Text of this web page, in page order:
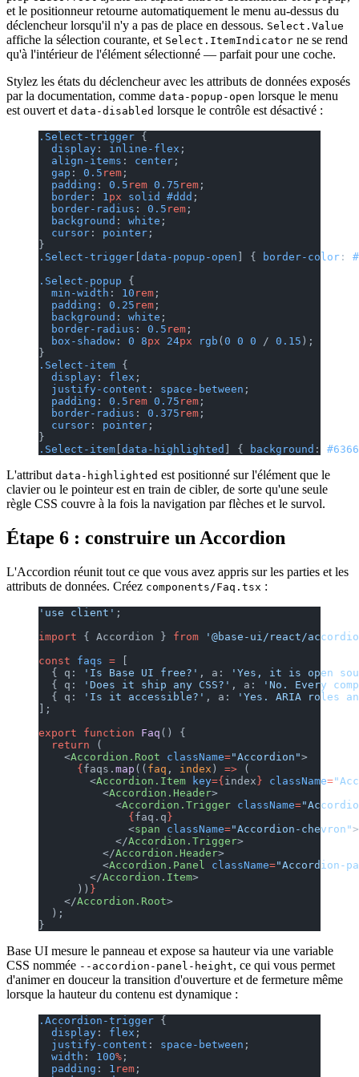
et le positionneur retourne automatiquement le menu au-dessus du
déclencheur lorsqu'il n'y a pas de place en dessous. Select.Value
affiche la sélection courante, et Select.ItemIndicator ne se rend
qu'à l'intérieur de l'élément sélectionné — parfait pour une coche.
Stylez les états du déclencheur avec les attributs de données exposés
par la documentation, comme data-popup-open lorsque le menu
est ouvert et data-disabled lorsque le contrôle est désactivé :
.Select-trigger {
  display
: inline-flex ;
  align-items
: center ;
  gap
: 0.5 rem ;
  padding
: 0.5 rem 0.75 rem ;
  border
: 1px solid #ddd ;
  border-radius
: 0.5 rem ;
  background
: white ;
  cursor
: pointer ;
}
.Select-trigger data-popup-open ] { border-color :
.Select-popup {
  min-width
: 10 rem ;
  padding
: 0.25 rem ;
  background
: white ;
  border-radius
: 0.5 rem ;
  box-shadow
: 0 8px 24px rgb ( 0 0 0 / 0.15 );
}
.Select-item {
  display
: flex ;
  justify-content
: space-between ;
  padding
: 0.5 rem 0.75 rem ;
  border-radius
: 0.375 rem ;
  cursor
: pointer ;
}
.Select-item data-highlighted ] { background :
L'attribut data-highlighted est positionné sur l'élément que le
clavier ou le pointeur est en train de cibler, de sorte qu'une seule
règle CSS couvre à la fois la navigation par flèches et le survol.
Étape 6 : construire un Accordion
L'Accordion réunit tout ce que vous avez appris sur les parties et les
attributs de données. Créez components/Faq.tsx :
'use client' ;
import { Accordion } from '@base-ui/react/
const faqs =
  { q:
'Is Base UI free?' , a:
'Yes, it is open
  { q:
'Does it ship any CSS?' , a:
'No. Every
  { q:
'Is it accessible?' , a:
'Yes. ARIA roles
];
export function Faq () {
  return
(
    <
Accordion.Root className="Accordion">
      {
faqs. map (( faq , index ) => (
        <
Accordion.Item key={ index } className=
          <
Accordion.Header>
            <
Accordion.Trigger className=
              {
faq.q }
              <
span className="Accordion-chevron"
            </
Accordion.Trigger>
          </
Accordion.Header>
          <
Accordion.Panel className="Accordion-
        </
Accordion.Item>
      ))
}
    </
Accordion.Root>
  );
}
Base UI mesure le panneau et expose sa hauteur via une variable
CSS nommée --accordion-panel-height, ce qui vous permet
d'animer en douceur la transition d'ouverture et de fermeture même
lorsque la hauteur du contenu est dynamique :
.Accordion-trigger {
  display
: flex ;
  justify-content
: space-between ;
  width
: 100% ;
  padding
: 1 rem ;